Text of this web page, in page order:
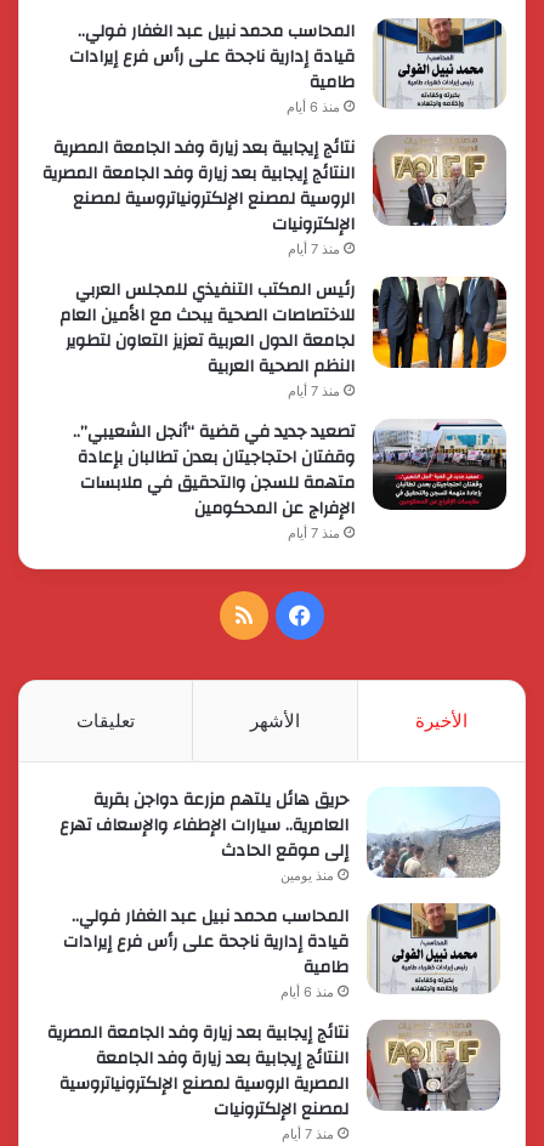
المحاسب محمد نبيل عبد الغفار فولي..
قيادة إدارية ناجحة على رأس فرع إيرادات
طامية
منذ 6 أيام
نتائج إيجابية بعد زيارة وفد الجامعة المصرية
النتائج إيجابية بعد زيارة وفد الجامعة المصرية
الروسية لمصنع الإلكترونياتروسية لمصنع
الإلكترونيات
منذ 7 أيام
رئيس المكتب التنفيذي للمجلس العربي
للاختصاصات الصحية يبحث مع الأمين العام
لجامعة الدول العربية تعزيز التعاون لتطوير
النظم الصحية العربية
منذ 7 أيام
تصعيد جديد في قضية “أنجل الشعيبي”..
وقفتان احتجاجيتان بعدن تطالبان بإعادة
متهمة للسجن والتحقيق في ملابسات
الإفراج عن المحكومين
منذ 7 أيام
فيسبوكملخص
الأخيرة الأشهر تعليقات
حريق هائل يلتهم مزرعة دواجن بقرية
العامرية.. سيارات الإطفاء والإسعاف تهرع
إلى موقع الحادث
منذ يومين
المحاسب محمد نبيل عبد الغفار فولي..
قيادة إدارية ناجحة على رأس فرع إيرادات
طامية
منذ 6 أيام
نتائج إيجابية بعد زيارة وفد الجامعة المصرية
النتائج إيجابية بعد زيارة وفد الجامعة
المصرية الروسية لمصنع الإلكترونياتروسية
لمصنع الإلكترونيات
منذ 7 أيام